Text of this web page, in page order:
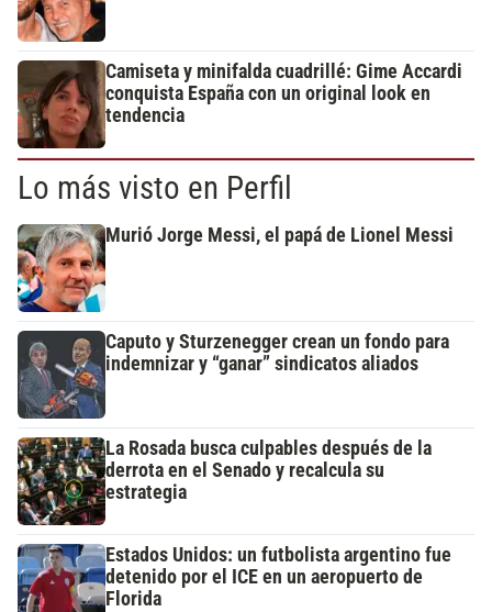
Camiseta y minifalda cuadrillé: Gime Accardi
conquista España con un original look en
tendencia
Lo más visto en Perfil
Murió Jorge Messi, el papá de Lionel Messi
Caputo y Sturzenegger crean un fondo para
indemnizar y “ganar” sindicatos aliados
La Rosada busca culpables después de la
derrota en el Senado y recalcula su
estrategia
Estados Unidos: un futbolista argentino fue
detenido por el ICE en un aeropuerto de
Florida